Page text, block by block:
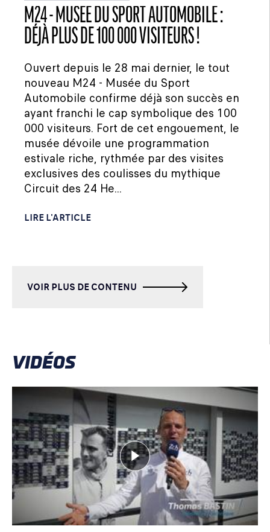
M24 - MUSÉE DU SPORT AUTOMOBILE :
DÉJÀ PLUS DE 100 000 VISITEURS !
Ouvert depuis le 28 mai dernier, le tout
nouveau M24 - Musée du Sport
Automobile confirme déjà son succès en
ayant franchi le cap symbolique des 100
000 visiteurs. Fort de cet engouement, le
musée dévoile une programmation
estivale riche, rythmée par des visites
exclusives des coulisses du mythique
Circuit des 24 He...
LIRE L'ARTICLE
VOIR PLUS DE CONTENU
VIDÉOS